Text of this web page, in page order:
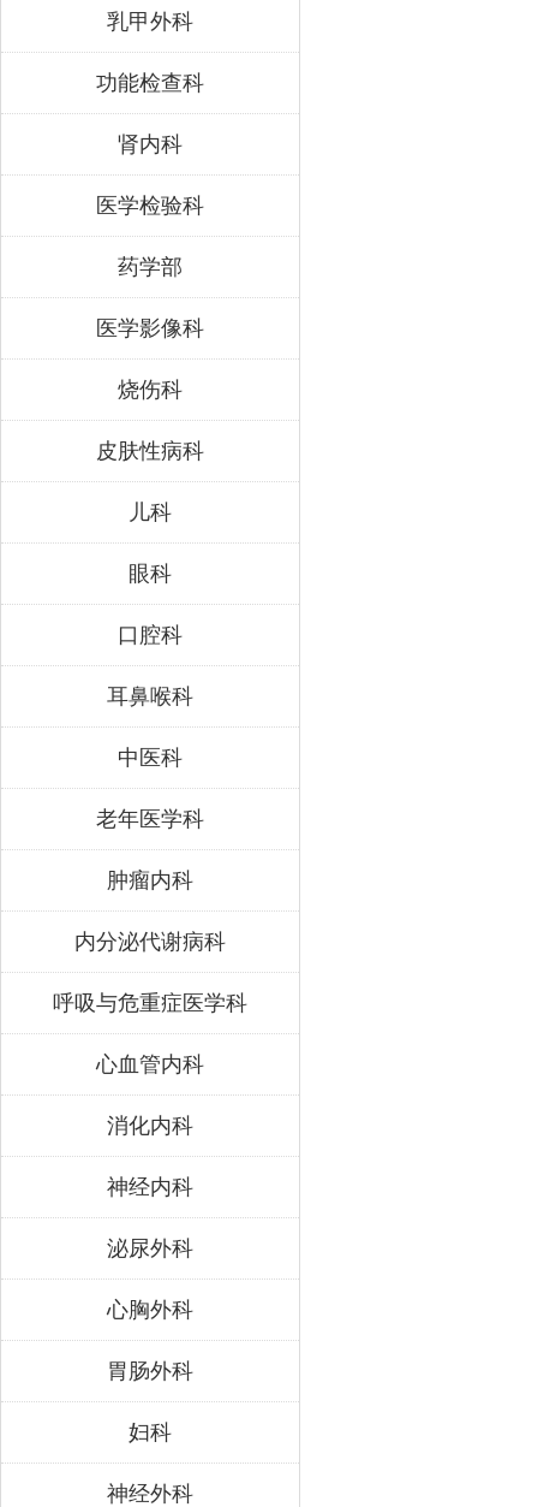
乳甲外科
功能检查科
肾内科
医学检验科
药学部
医学影像科
烧伤科
皮肤性病科
儿科
眼科
口腔科
耳鼻喉科
中医科
老年医学科
肿瘤内科
内分泌代谢病科
呼吸与危重症医学科
心血管内科
消化内科
神经内科
泌尿外科
心胸外科
胃肠外科
妇科
神经外科